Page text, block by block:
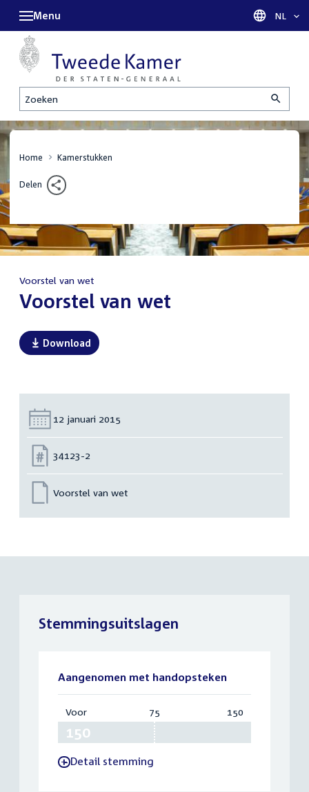
Zoeken
Menu Taal
NL
Home Kamerstukken
Delen
Voorstel van wet
:Voorstel van wet
Download
Datum:
12 januari 2015
Nummer:
34123-2
Voorstel van wet
Stemmingsuitslagen
Aangenomen met handopsteken
Voor:
150
75 150
-Detail stemming